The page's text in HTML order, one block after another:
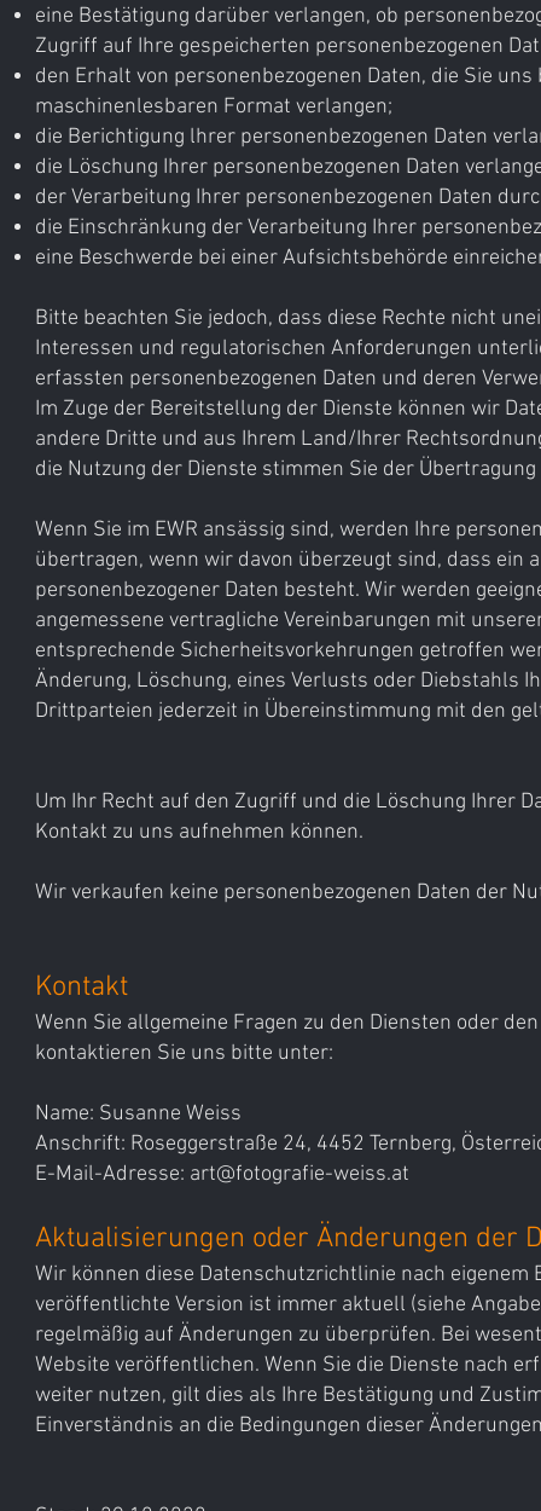
eine Bestätigung darüber verlangen, ob
Zugriff auf Ihre gespeicherten personenbezogenen
den Erhalt von personenbezogenen Daten, die Sie
maschinenlesbaren Format verlangen;
die Berichtigung lhrer personenbezogenen Daten
die Löschung Ihrer personenbezogenen Daten
der Verarbeitung Ihrer personenbezogenen Daten
die Einschränkung der Verarbeitung Ihrer
eine Beschwerde bei einer Aufsichtsbehörde
Bitte beachten Sie jedoch, dass diese Rechte nicht
Interessen und regulatorischen Anforderungen
erfassten personenbezogenen Daten und deren
Im Zuge der Bereitstellung der Dienste können wir
andere Dritte und aus Ihrem Land/Ihrer
die Nutzung der Dienste stimmen Sie der
Wenn Sie im EWR ansässig sind, werden Ihre
übertragen, wenn wir davon überzeugt sind, dass ein
personenbezogener Daten besteht. Wir werden
angemessene vertragliche Vereinbarungen mit
entsprechende Sicherheitsvorkehrungen getroffen
Änderung, Löschung, eines Verlusts oder Diebstahls
Drittparteien jederzeit in Übereinstimmung mit den
Um Ihr Recht auf den Zugriff und die Löschung Ihrer
Kontakt zu uns aufnehmen können.
Wir verkaufen keine personenbezogenen Daten der
Kontakt
Wenn Sie allgemeine Fragen zu den Diensten oder
kontaktieren Sie uns bitte unter:
Name: Susanne Weiss
Anschrift: Roseggerstraße 24, 4452 Ternberg,
E-Mail-Adresse: art@fotografie-weiss.at
Aktualisierungen oder Änderungen der
Wir können diese Datenschutzrichtlinie nach
veröffentlichte Version ist immer aktuell (siehe
regelmäßig auf Änderungen zu überprüfen. Bei
Website veröffentlichen. Wenn Sie die Dienste nach
weiter nutzen, gilt dies als Ihre Bestätigung und
Einverständnis an die Bedingungen dieser